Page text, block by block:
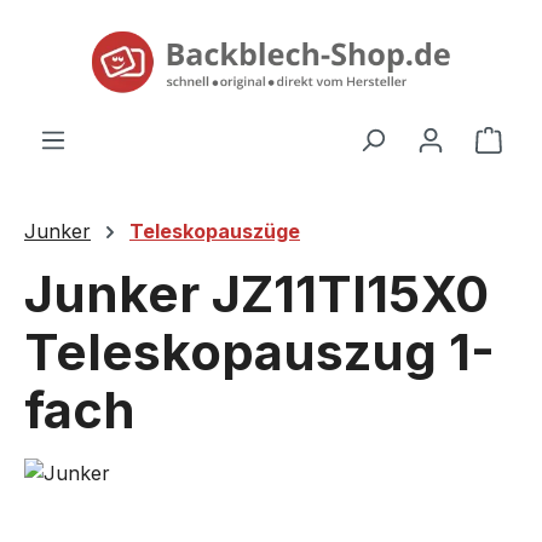
springen
Junker Teleskopauszüge
Junker JZ11TI15X0
Teleskopauszug 1-
fach